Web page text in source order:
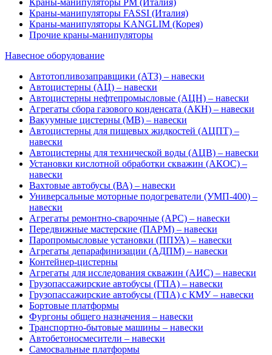
Краны-манипуляторы PM (Италия)
Краны-манипуляторы FASSI (Италия)
Краны-манипуляторы KANGLIM (Корея)
Прочие краны-манипуляторы
Навесное оборудование
Автотопливозаправщики (АТЗ) – навески
Автоцистерны (АЦ) – навески
Автоцистерны нефтепромысловые (АЦН) – навески
Агрегаты сбора газового конденсата (АКН) – навески
Вакуумные цистерны (МВ) – навески
Автоцистерны для пищевых жидкостей (АЦПТ) –
навески
Автоцистерны для технической воды (АЦВ) – навески
Установки кислотной обработки скважин (АКОС) –
навески
Вахтовые автобусы (ВА) – навески
Универсальные моторные подогреватели (УМП-400) –
навески
Агрегаты ремонтно-сварочные (АРС) – навески
Передвижные мастерские (ПАРМ) – навески
Паропромысловые установки (ППУА) – навески
Агрегаты депарафинизации (АДПМ) – навески
Контейнер-цистерны
Агрегаты для исследования скважин (АИС) – навески
Грузопассажирские автобусы (ГПА) – навески
Грузопассажирские автобусы (ГПА) с КМУ – навески
Бортовые платформы
Фургоны общего назначения – навески
Транспортно-бытовые машины – навески
Автобетоносмесители – навески
Самосвальные платформы